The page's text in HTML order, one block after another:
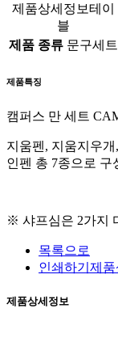
제품상세정보테이
블
제품 종류 문구세트
제품특징
캠퍼스 만 세트
지움펜, 지움지우
인펜 총 7종으로 구
※ 샤프심은 2가지
목록으로
인쇄하기 제품
제품상세정보